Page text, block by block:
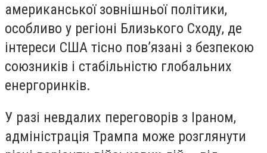
американської зовнішньої політики,
особливо у регіоні Близького Сходу, де
інтереси США тісно пов’язані з безпекою
союзників і стабільністю глобальних
енергоринків.
У разі невдалих переговорів з Іраном,
адміністрація Трампа може розглянути